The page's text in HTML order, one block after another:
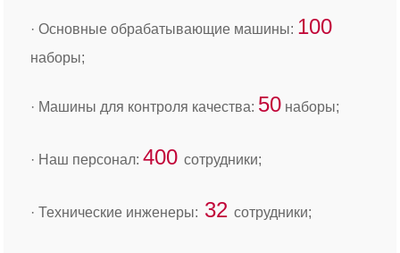
· Основные обрабатывающие машины: 100
наборы;
· Машины для контроля качества: 50 наборы;
· Наш персонал: 400 сотрудники;
· Технические инженеры: 32 сотрудники;